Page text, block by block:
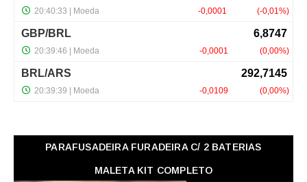
PARAFUSADEIRA FURADEIRA C/ 2 BATERIAS
MALETA KIT COMPLETO